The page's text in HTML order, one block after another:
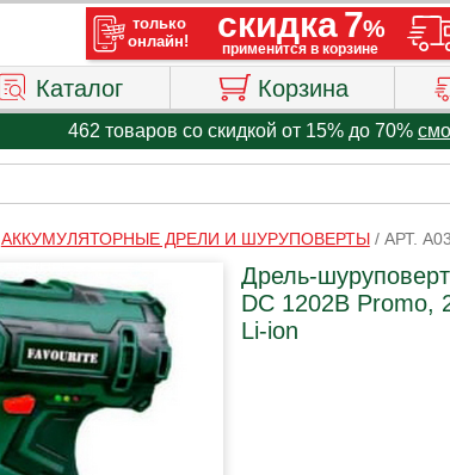
Каталог Корзина
462 товаров со скидкой от 15% до 70%
АККУМУЛЯТОРНЫЕ ДРЕЛИ И ШУРУПОВЕРТЫ/ АРТ.
Дрель-
DC 1202B Promo,
Li-ion